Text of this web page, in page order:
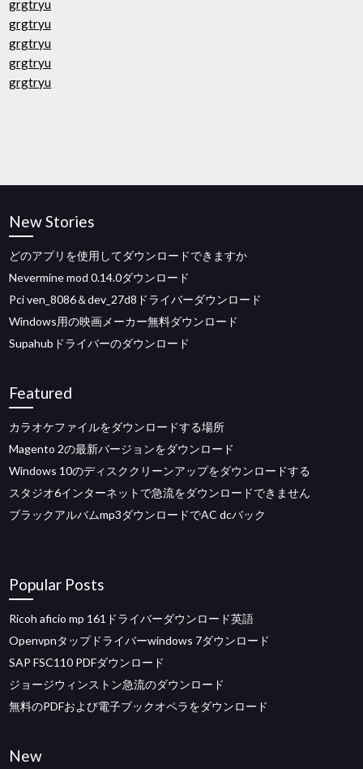
grgtryu
grgtryu
grgtryu
grgtryu
grgtryu
New Stories
どのアプリを使用してダウンロードできますか
Nevermine mod 0.14.0ダウンロード
Pci ven_8086＆dev_27d8ドライバーダウンロード
Windows用の映画メーカー無料ダウンロード
Supahubドライバーのダウンロード
Featured
カラオケファイルをダウンロードする場所
Magento 2の最新バージョンをダウンロード
Windows 10のディスククリーンアップをダウンロードする
スタジオ6インターネットで急流をダウンロードできません
ブラックアルバムmp3ダウンロードでAC dcバック
Popular Posts
Ricoh aficio mp 161ドライバーダウンロード英語
Openvpnタップドライバーwindows 7ダウンロード
SAP FSC110 PDFダウンロード
ジョージウィンストン急流のダウンロード
無料のPDFおよび電子ブックオペラをダウンロード
New